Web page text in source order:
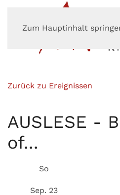
Zum Hauptinhalt
Zurück zu Ereignissen
AUSLESE -
of...
So
Sep. 23